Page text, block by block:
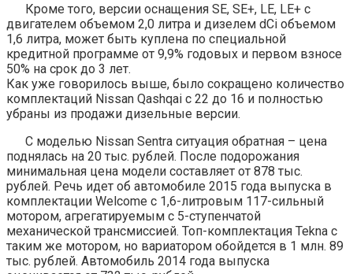
Кроме того, версии оснащения SE, SE+, LE, LE+ с
двигателем объемом 2,0 литра и дизелем dCi объемом
1,6 литра, может быть куплена по специальной
кредитной программе от 9,9% годовых и первом взносе
50% на срок до 3 лет.
Как уже говорилось выше, было сокращено количество
комплектаций Nissan Qashqai c 22 до 16 и полностью
убраны из продажи дизельные версии.
С моделью Nissan Sentra ситуация обратная – цена
поднялась на 20 тыс. рублей. После подорожания
минимальная цена модели составляет от 878 тыс.
рублей. Речь идет об автомобиле 2015 года выпуска в
комплектации Welcome с 1,6-литровым 117-сильный
мотором, агрегатируемым с 5-ступенчатой
механической трансмиссией. Топ-комплектация Tekna с
таким же мотором, но вариатором обойдется в 1 млн. 89
тыс. рублей. Автомобиль 2014 года выпуска